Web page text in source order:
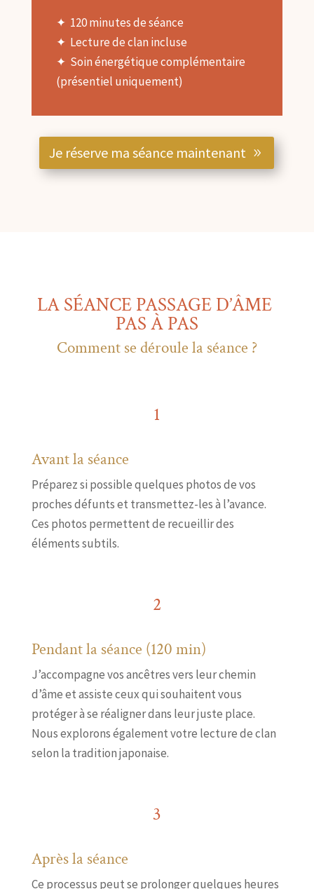
✦ 120 minutes de séance
✦ Lecture de clan incluse
✦ Soin énergétique complémentaire
(présentiel uniquement)
Je réserve ma séance maintenant
LA SÉANCE PASSAGE D’ÂME
PAS À PAS
Comment se déroule la séance ?
1
Avant la séance
Préparez si possible quelques photos de vos
proches défunts et transmettez-les à l’avance.
Ces photos permettent de recueillir des
éléments subtils.
2
Pendant la séance (120 min)
J’accompagne vos ancêtres vers leur chemin
d’âme et assiste ceux qui souhaitent vous
protéger à se réaligner dans leur juste place.
Nous explorons également votre lecture de clan
selon la tradition japonaise.
3
Après la séance
Ce processus peut se prolonger quelques heures